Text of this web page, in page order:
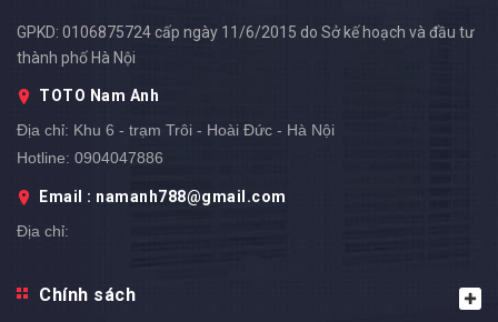
GPKD: 0106875724 cấp ngày 11/6/2015 do Sở kế hoạch và đầu tư
thành phố Hà Nội
TOTO Nam Anh
Địa chỉ: Khu 6 - trạm Trôi - Hoài Đức - Hà Nội
Hotline: 0904047886
Email : namanh788@gmail.com
Địa chỉ: